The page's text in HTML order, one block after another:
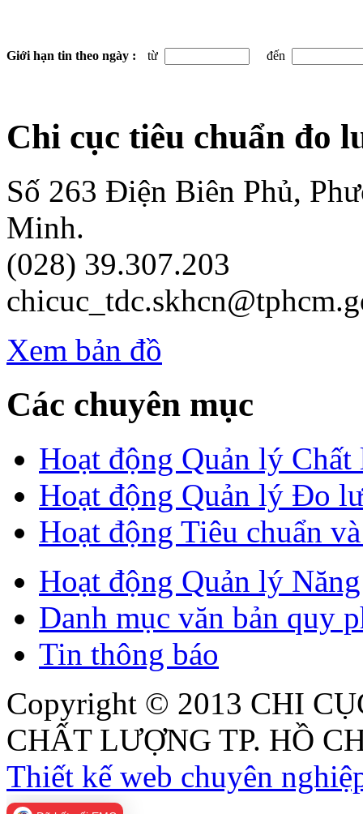
Giới hạn tin theo ngày : từ đến
Chi cục tiêu chuẩn đo
Số 263 Điện Biên Phủ,
Minh.
(028) 39.307.203
Xem bản đồ
Các chuyên mục
Hoạt động Quản lý
Hoạt động Quản lý Đo
Hoạt động Tiêu chuẩn
Hoạt động Quản lý
Danh mục văn bản quy
Tin thông báo
Copyright © 2013 CHI
CHẤT LƯỢNG TP. HỒ
Thiết kế web chuyên